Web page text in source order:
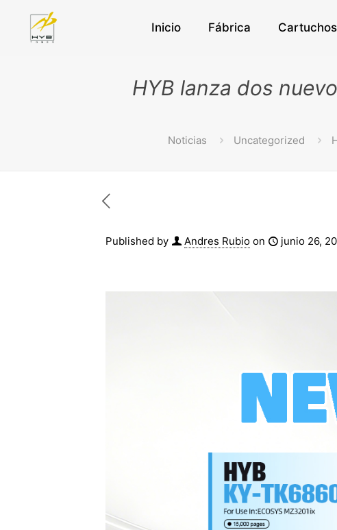
Inicio Fábrica
HYB lanza dos
Noticias Uncategorized
Published by Andres Rubio on junio 26,